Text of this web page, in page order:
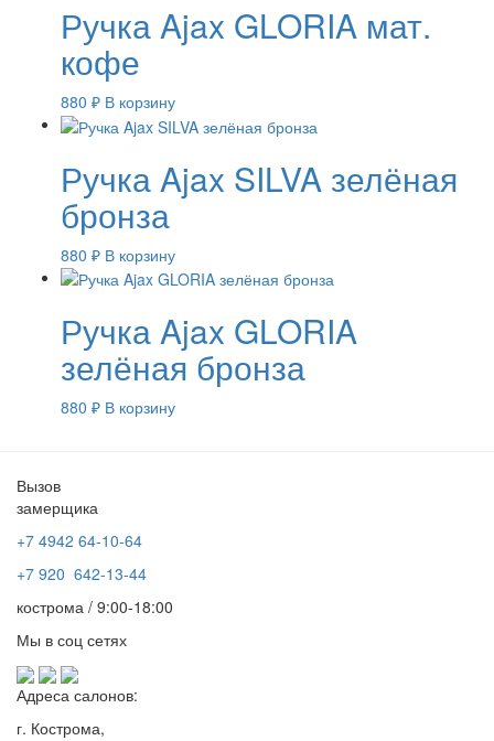
Ручка Ajax GLORIA мат.
кофе
880 ₽ В корзину
Ручка Ajax SILVA зелёная
бронза
880 ₽ В корзину
Ручка Ajax GLORIA
зелёная бронза
880 ₽ В корзину
Вызов
замерщика
+7 4942 64-10-64
+7 920 642-13-44
кострома / 9:00-18:00
Мы в соц сетях
Адреса салонов:
г. Кострома,